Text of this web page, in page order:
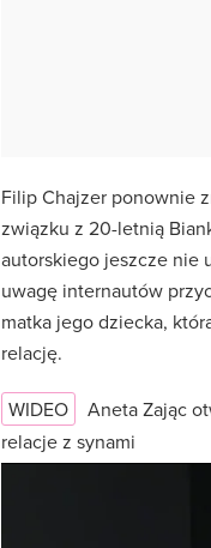
Filip Chajzer ponownie
związku z 20-letnią
autorskiego jeszcze nie
uwagę internautów
matka jego dziecka,
relację.
WIDEO
Aneta Zając
relacje z synami